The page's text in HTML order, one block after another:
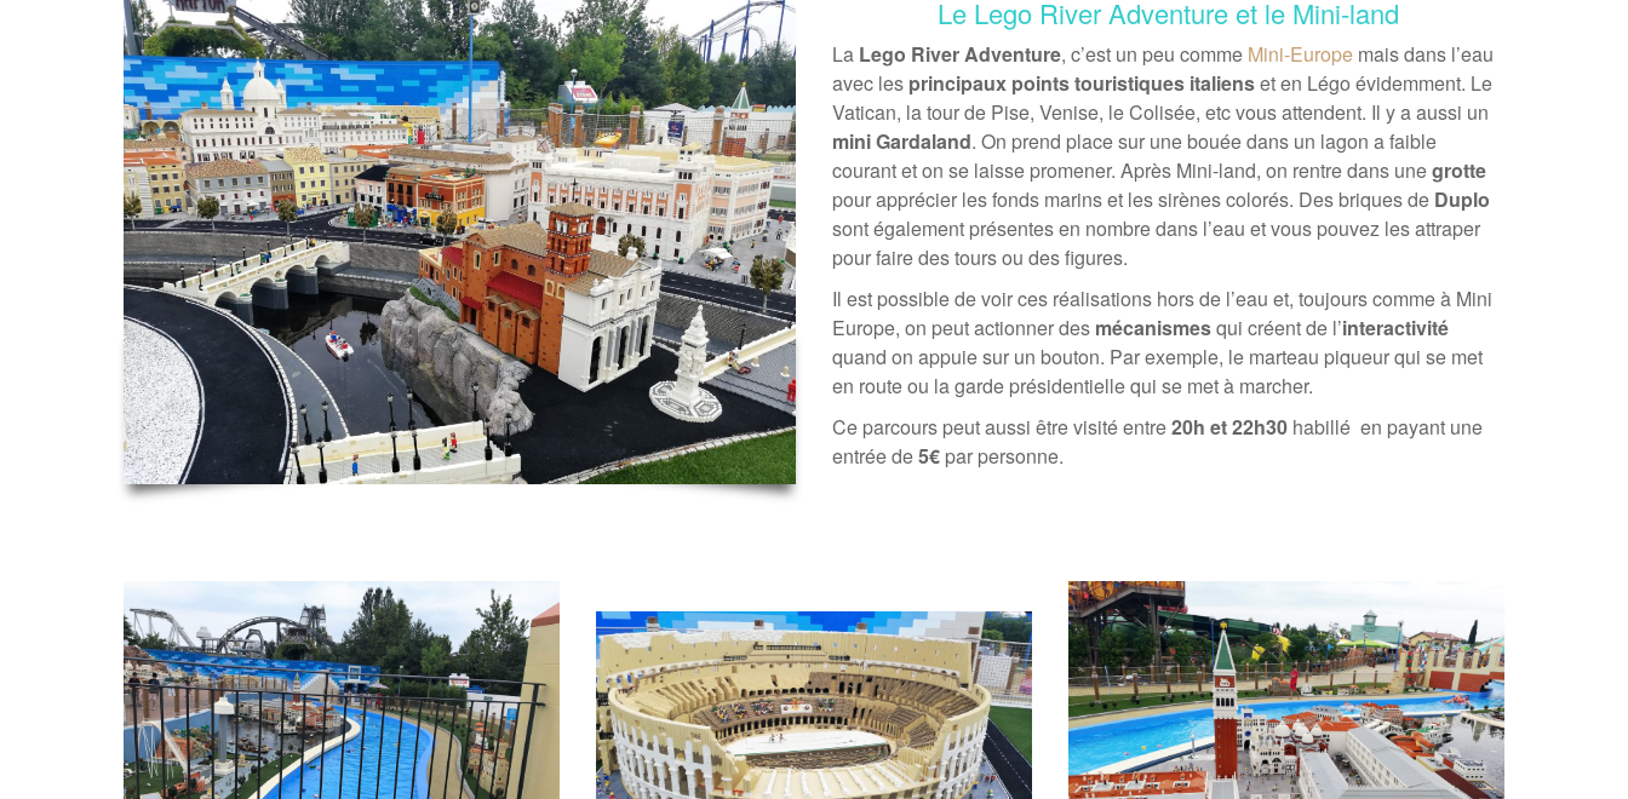
Le Lego River Adventure et le Mini-land
La Lego River Adventure, c’est un peu comme Mini-Europe mais dans l’eau
avec les principaux points touristiques italienset en Légo évidemment. Le
Vatican, la tour de Pise, Venise, le Colisée, etc vous attendent. Il y a aussi un
mini Gardaland. On prend place sur une bouée dans un lagon a faible
courant et on se laisse promener. Après Mini-land, on rentre dans unegrotte
pour apprécier les fonds marins et les sirènes colorés. Des briques de Duplo
sont également présentes en nombre dans l’eau et vous pouvez les attraper
pour faire des tours ou des figures.
Il est possible de voir ces réalisations hors de l’eau et, toujours comme à Mini
Europe, on peut actionner des mécanismesqui créent de l’interactivité
quand on appuie sur un bouton. Par exemple, le marteau piqueur qui se met
en route ou la garde présidentielle qui se met à marcher.
Ce parcours peut aussi être visité entre20h et 22h30 habillé en payant une
entrée de5€ par personne.